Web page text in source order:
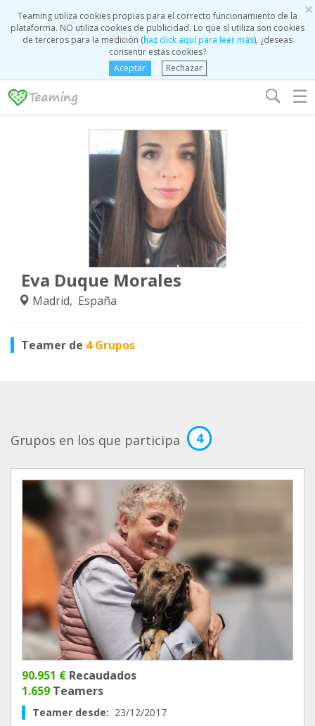
×
Teaming utiliza cookies propias para el correcto funcionamiento de la
plataforma. NO utiliza cookies de publicidad. Lo que sí utiliza son cookies
de terceros para la medición (haz click aquí para leer más), ¿deseas
consentir estas cookies?
Aceptar
Rechazar
☰
Eva Duque Morales
Madrid, España
Teamer de 4 Grupos
Grupos en los que participa 4
90.951 € Recaudados
1.659 Teamers
Teamer desde: 23/12/2017